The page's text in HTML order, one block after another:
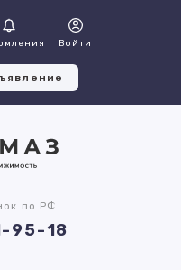
Войти
по РФ
95-18